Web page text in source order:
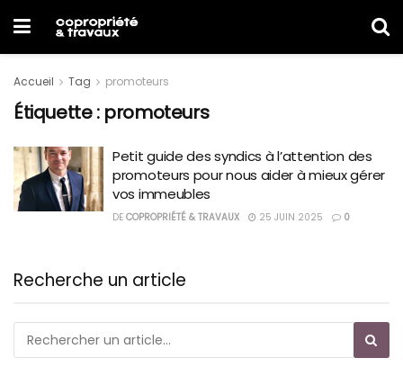
Accueil Tag promoteurs
Étiquette : promoteurs
Petit guide des syndics à l’attention des
promoteurs pour nous aider à mieux gérer
vos immeubles
DE COPROPRIÉTÉ & TRAVAUX 25 JUIN 2025 0
Recherche un article